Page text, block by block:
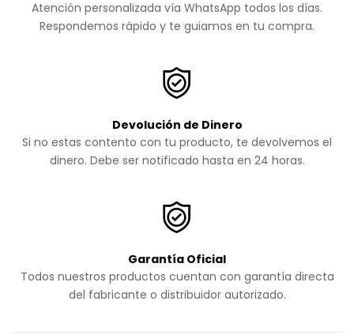
Atención personalizada vía WhatsApp todos los días.
Respondemos rápido y te guiamos en tu compra.
Devolución de Dinero
Si no estas contento con tu producto, te devolvemos el
dinero. Debe ser notificado hasta en 24 horas.
Garantía Oficial
Todos nuestros productos cuentan con garantía directa
del fabricante o distribuidor autorizado.